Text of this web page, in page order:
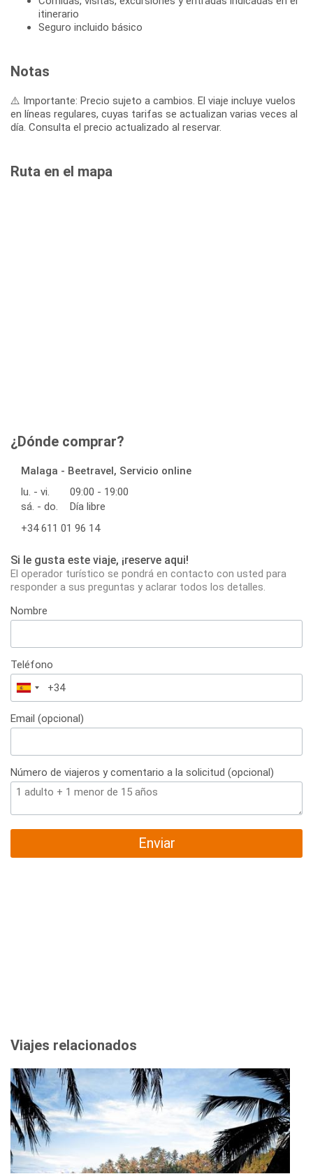
itinerario
Seguro incluido básico
Notas
⚠️ Importante: Precio sujeto a cambios. El viaje incluye vuelos
en líneas regulares, cuyas tarifas se actualizan varias veces al
día. Consulta el precio actualizado al reservar.
Ruta en el mapa
¿Dónde comprar?
Malaga - Beetravel, Servicio online
lu. - vi.
09:00 - 19:00
sá. - do.
Día libre
+34 611 01 96 14
Si le gusta este viaje, ¡reserve aqui!
El operador turístico se pondrá en contacto con usted para
responder a sus preguntas y aclarar todos los detalles.
Nombre
Teléfono
España
+34
Email (opcional)
Número de viajeros y comentario a la solicitud (opcional)
Enviar
Viajes relacionados